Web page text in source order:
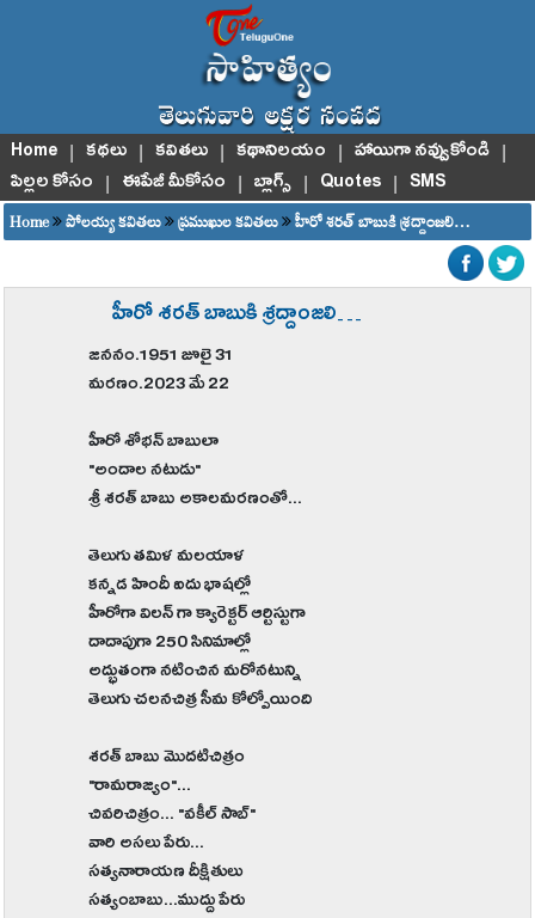
Home | కథలు | కవితలు | కథానిలయం | హాయిగా నవ్వుకోండి |
పిల్లల కోసం | ఈపేజీ మీకోసం | బ్లాగ్స్ | Quotes | SMS
Home పోలయ్య కవితలు ప్రముఖుల కవితలు హీరో శరత్ బాబుకి శ్రద్దాంజలి…
హీరో శరత్ బాబుకి శ్రద్దాంజలి…
జననం.1951 జూలై 31
మరణం.2023 మే 22
హీరో శోభన్ బాబులా
"అందాల నటుడు"
శ్రీ శరత్ బాబు అకాలమరణంతో...
తెలుగు తమిళ మలయాళ
కన్నడ హిందీ ఐదు భాషల్లో
హీరోగా విలన్ గా క్యారెక్టర్ ఆర్టిస్టుగా
దాదాపుగా 250 సినిమాల్లో
అద్భుతంగా నటించిన మరోనటున్ని
తెలుగు చలనచిత్ర సీమ కోల్పోయింది
శరత్ బాబు మొదటిచిత్రం
"రామరాజ్యం"...
చివరిచిత్రం... "వకీల్ సాబ్"
వారి అసలు పేరు...
సత్యనారాయణ దీక్షితులు
సత్యంబాబు...ముద్దు పేరు